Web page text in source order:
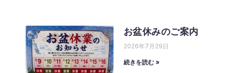
お盆休みのご案内
2026年7月29日
続きを読む »